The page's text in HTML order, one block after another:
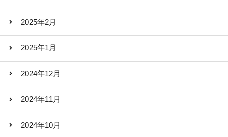
2025年2月
2025年1月
2024年12月
2024年11月
2024年10月